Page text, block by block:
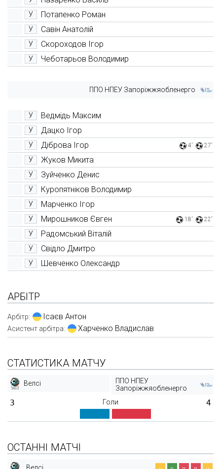
У Потапенко Роман
У Савін Анатолій
У Скороходов Ігор
У Чеботарьов Володимир
ППО НПЕУ Запоріжжяобленерго
У Ведмідь Максим
У Дацко Ігор
У Діброва Ігор 4' 27'
У Жуков Микита
У Зуйченко Денис
У Куропятніков Володимир
У Марченко Ігор
У Мирошников Євген 18' 22'
У Радомський Віталій
У Свідло Дмитро
У Шевченко Олександр
АРБІТР
Арбітр: Ісаєв Антон
Асистент арбітра: Харченко Владислав
СТАТИСТИКА МАТЧУ
Велсі
ППО НПЕУ
Запоріжжяобленерго
3 Голи 4
ОСТАННІ МАТЧІ